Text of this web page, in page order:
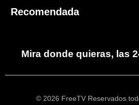
Recomendada
Mira donde quieras, las
© 2026 FreeTV Reservados